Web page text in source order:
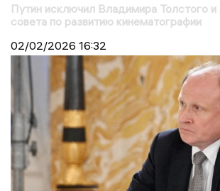
Путин исключил Владимира Толстого и
совета по развитию кинематографии
02/02/2026 16:32